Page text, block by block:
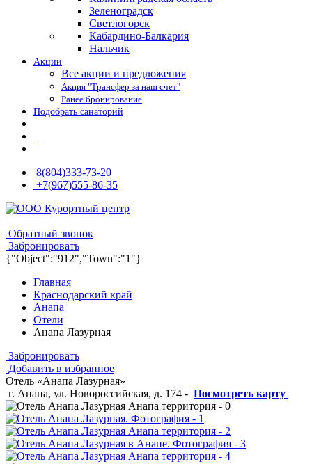
Зеленоградск
Светлогорск
Кабардино-Балкария
Нальчик
Акции
Все акции и предложения
Акция "Трансфер за наш счет"
Ранее бронирование
Подобрать санаторий
8(804)333-73-20
+7(967)555-86-35
Обратный звонок
Забронировать
{"Object":"912","Town":"1"}
Главная
Краснодарский край
Анапа
Отели
Анапа Лазурная
Забронировать
Добавить в избранное
Отель «Анапа Лазурная»
г. Анапа, ул. Новороссийская, д. 174 - Посмотреть карту